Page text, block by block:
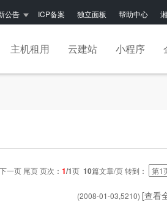
公告 ICP备案 独立面板 帮助中心
主机租用 云建站 小程序
一页 尾页 页次： 1/1页 10篇文章/页 转到：
(2008-01-03,5210) [查看